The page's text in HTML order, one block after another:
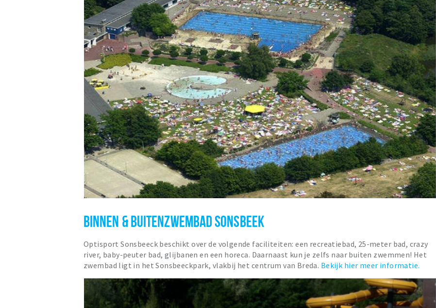
BINNEN & BUITENZWEMBAD SONSBEEK
Optisport Sonsbeeck beschikt over de volgende faciliteiten: een recreatiebad, 25-meter bad, crazy
river, baby-peuter bad, glijbanen en een horeca. Daarnaast kun je zelfs naar buiten zwemmen! Het
zwembad ligt in het Sonsbeeckpark, vlakbij het centrum van Breda. Bekijk hier meer informatie.